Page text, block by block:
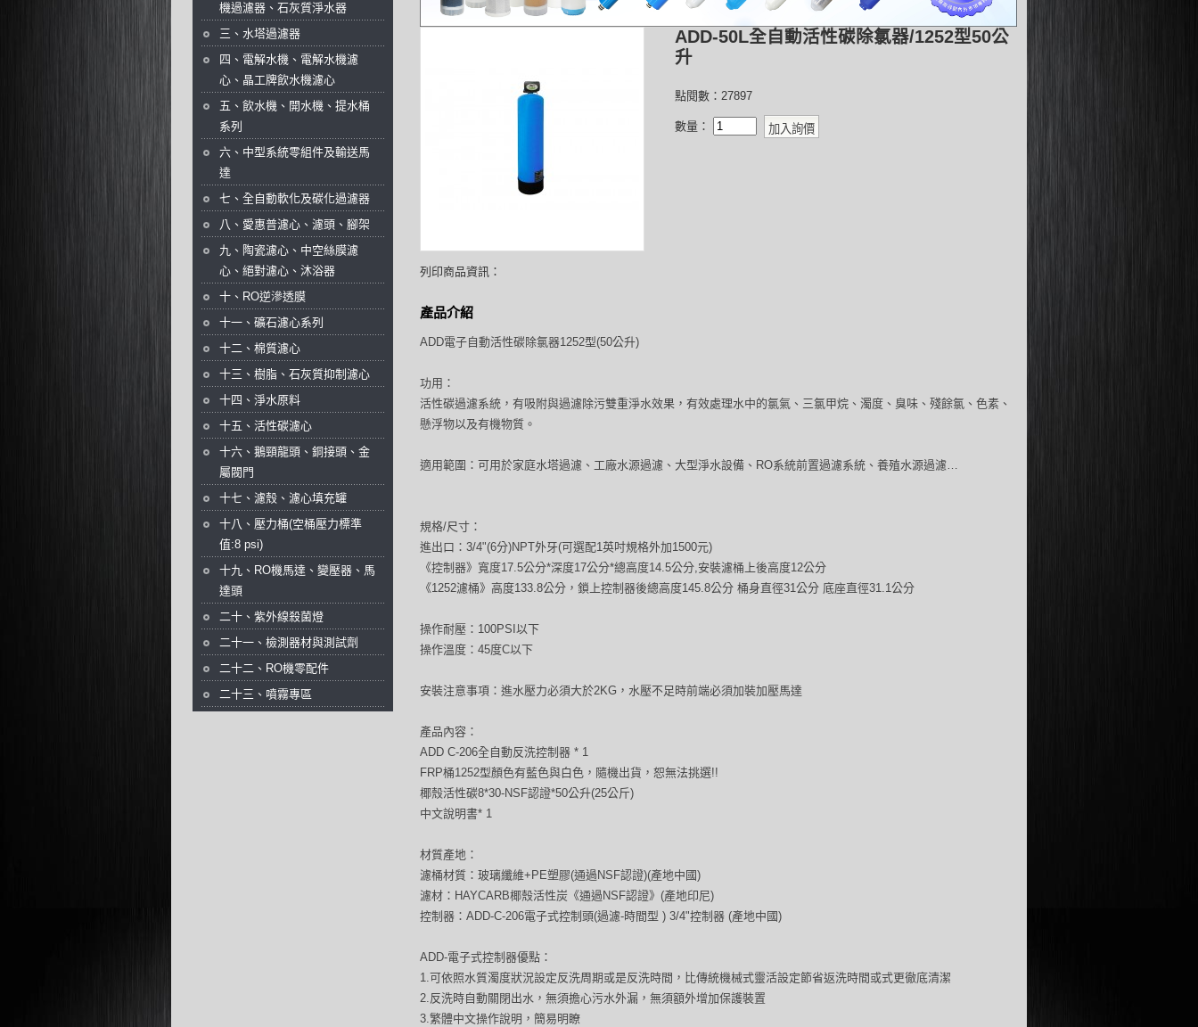
機過濾器、石灰質淨水器
三、水塔過濾器
四、電解水機、電解水機濾
心、晶工牌飲水機濾心
五、飲水機、開水機、提水桶
系列
六、中型系統零組件及輸送馬
達
七、全自動軟化及碳化過濾器
八、愛惠普濾心、濾頭、腳架
九、陶瓷濾心、中空絲膜濾
心、絕對濾心、沐浴器
十、RO逆滲透膜
十一、礦石濾心系列
十二、棉質濾心
十三、樹脂、石灰質抑制濾心
十四、淨水原料
十五、活性碳濾心
十六、鵝頸龍頭、銅接頭、金
屬閥門
十七、濾殼、濾心填充罐
十八、壓力桶(空桶壓力標準
值:8 psi)
十九、RO機馬達、變壓器、馬
達頭
二十、紫外線殺菌燈
二十一、檢測器材與測試劑
二十二、RO機零配件
二十三、噴霧專區
列印商品資訊：
ADD-50L全自動活性碳除氯器/1252型50公
升
點閱數：27897
數量：
產品介紹
ADD電子自動活性碳除氯器1252型(50公升)
功用：
活性碳過濾系統，有吸附與過濾除污雙重淨水效果，有效處理水中的氯氣、三氯甲烷、濁度、臭味、殘餘氯、色素、
懸浮物以及有機物質。
適用範圍：可用於家庭水塔過濾、工廠水源過濾、大型淨水設備、RO系統前置過濾系統、養殖水源過濾…
規格/尺寸：
進出口：3/4"(6分)NPT外牙(可選配1英吋規格外加1500元)
《控制器》寬度17.5公分*深度17公分*總高度14.5公分,安裝濾桶上後高度12公分
《1252濾桶》高度133.8公分，鎖上控制器後總高度145.8公分 桶身直徑31公分 底座直徑31.1公分
操作耐壓：100PSI以下
操作溫度：45度C以下
安裝注意事項：進水壓力必須大於2KG，水壓不足時前端必須加裝加壓馬達
產品內容：
ADD C-206全自動反洗控制器 * 1
FRP桶1252型顏色有藍色與白色，隨機出貨，恕無法挑選!!
椰殼活性碳8*30-NSF認證*50公升(25公斤)
中文說明書* 1
材質產地：
濾桶材質：玻璃纖維+PE塑膠(通過NSF認證)(產地中國)
濾材：HAYCARB椰殼活性炭《通過NSF認證》(產地印尼)
控制器：ADD-C-206電子式控制頭(過濾-時間型 ) 3/4"控制器 (產地中國)
ADD-電子式控制器優點：
1.可依照水質濁度狀況設定反洗周期或是反洗時間，比傳統機械式靈活設定節省返洗時間或式更徹底清潔
2.反洗時自動關閉出水，無須擔心污水外漏，無須額外增加保護裝置
3.繁體中文操作說明，簡易明瞭